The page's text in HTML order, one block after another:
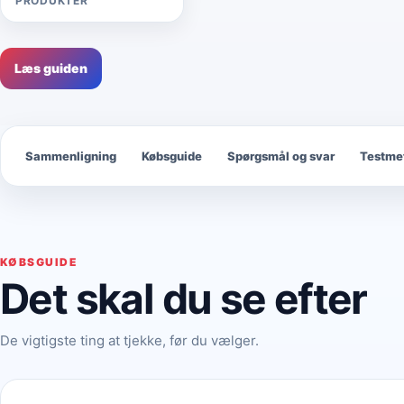
Læs guiden
Sammenligning Købsguide Spørgsmål og svar
KØBSGUIDE
Det skal du se efter
De vigtigste ting at tjekke, før du vælger.